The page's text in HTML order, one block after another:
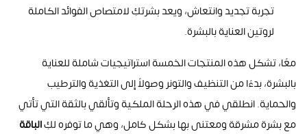
تجربة تجديد وانتعاش، ويعد بشرتكِ لامتصاص الفوائد الكاملة
لروتين العناية بالبشرة.
معًا، تشكل هذه المنتجات الخمسة استراتيجيات شاملة للعناية
بالبشرة، بدءًا من التنظيف والتونر وصولاً إلى التغذية والترطيب
والحماية. انطلقي في هذه الرحلة الملكية وتألقي بالثقة التي تأتي
مع بشرة مشرقة ومعتنى بها بشكل كامل، وهي ما توفره لكِالباقة